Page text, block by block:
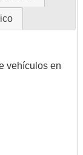
vehículos en